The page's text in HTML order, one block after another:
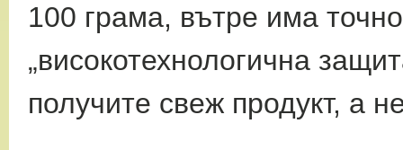
100 грама, вътре има
„високотехнологична
получите свеж продукт, а